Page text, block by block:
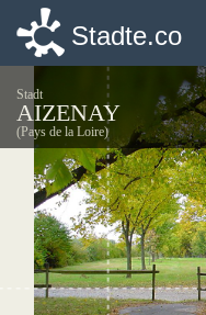
Stadte.co
Stadt
AIZENAY
(Pays de la Loire)
Stadte.co